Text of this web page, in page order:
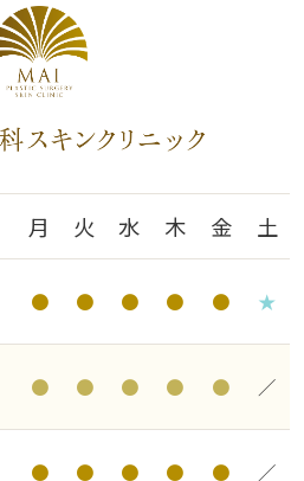
月 火 水 木 金 土
● ● ● ● ● ★
● ● ● ● ● ／
● ● ● ● ● ／